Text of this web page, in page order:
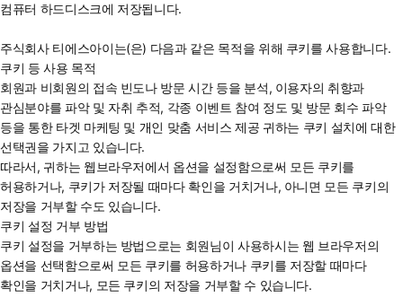
컴퓨터 하드디스크에 저장됩니다.
주식회사 티에스아이는(은) 다음과 같은 목적을 위해 쿠키를 사용합니다.
쿠키 등 사용 목적
회원과 비회원의 접속 빈도나 방문 시간 등을 분석, 이용자의 취향과
관심분야를 파악 및 자취 추적, 각종 이벤트 참여 정도 및 방문 회수 파악
등을 통한 타겟 마케팅 및 개인 맞춤 서비스 제공 귀하는 쿠키 설치에 대한
선택권을 가지고 있습니다.
따라서, 귀하는 웹브라우저에서 옵션을 설정함으로써 모든 쿠키를
허용하거나, 쿠키가 저장될 때마다 확인을 거치거나, 아니면 모든 쿠키의
저장을 거부할 수도 있습니다.
쿠키 설정 거부 방법
쿠키 설정을 거부하는 방법으로는 회원님이 사용하시는 웹 브라우저의
옵션을 선택함으로써 모든 쿠키를 허용하거나 쿠키를 저장할 때마다
확인을 거치거나, 모든 쿠키의 저장을 거부할 수 있습니다.